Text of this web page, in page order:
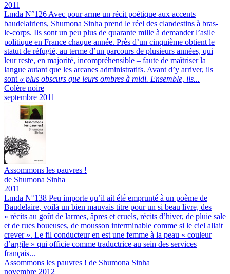
2011
Lmda N°126 Avec pour arme un récit poétique aux accents
baudelairiens, Shumona Sinha prend le réel des clandestins à bras-
le-corps. Ils sont un peu plus de quarante mille à demander l’asile
politique en France chaque année. Près d’un cinquième obtient le
statut de réfugié, au terme d’un parcours de plusieurs années, qui
leur reste, en majorité, incompréhensible – faute de maîtriser la
langue autant que les arcanes administratifs. Avant d’y arriver, ils
sont « plus obscurs que leurs ombres à midi. Ensemble, ils...
Colère noire
septembre 2011
Assommons les pauvres !
de Shumona Sinha
2011
Lmda N°138 Peu importe qu’il ait été emprunté à un poème de
Baudelaire, voilà un bien mauvais titre pour un si beau livre, des
« récits au goût de larmes, âpres et cruels, récits d’hiver, de pluie sale
et de rues boueuses, de mousson interminable comme si le ciel allait
crever ». Le fil conducteur en est une femme à la peau « couleur
d’argile » qui officie comme traductrice au sein des services
français...
Assommons les pauvres ! de Shumona Sinha
novembre 2012